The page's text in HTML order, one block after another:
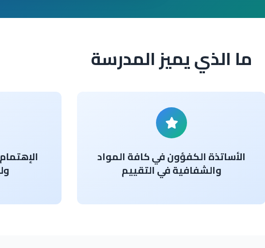
ما الذي يميز المدرسة
الأساتذة الكفؤون في كافة المواد
والشفافية في التقييم